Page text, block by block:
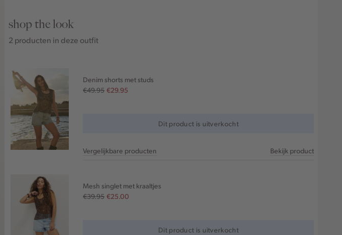
shop the look
2 producten in deze outfit
Denim shorts met studs
€49.95 €29.95
Dit product is uitverkocht
Vergelijkbare producten Bekijk product
Mesh singlet met kraaltjes
€39.95 €25.00
Dit product is uitverkocht